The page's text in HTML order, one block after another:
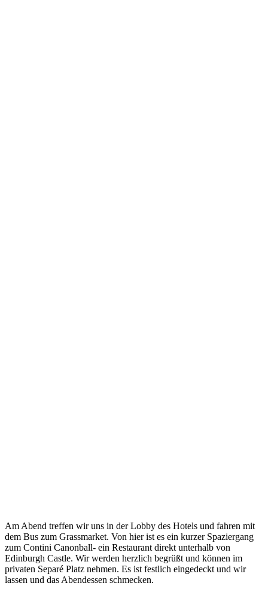
Am Abend treffen wir uns in der Lobby des Hotels und fahren mit
dem Bus zum Grassmarket. Von hier ist es ein kurzer Spaziergang
zum Contini Canonball- ein Restaurant direkt unterhalb von
Edinburgh Castle. Wir werden herzlich begrüßt und können im
privaten Separé Platz nehmen. Es ist festlich eingedeckt und wir
lassen und das Abendessen schmecken.